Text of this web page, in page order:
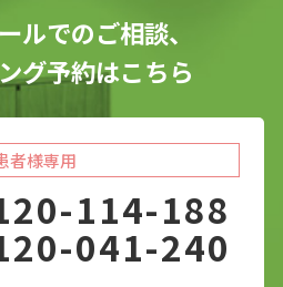
ルでのご相談、
グ予約はこちら
者様専用
114-188
041-240